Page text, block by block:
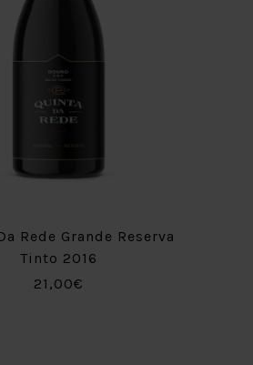
Rede Grande Reserva
Tinto 2016
21,00€